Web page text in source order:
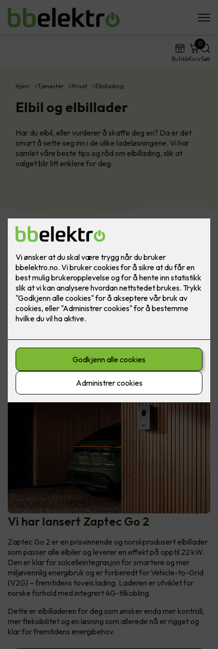
ButikkKurv
0
Søk
Hjem Tjenester Privat Elbillading
Elbil og elbillader
Har du elbil, eller vurderer å skaffe deg en? Da er det
smart å sette seg inn i de ulike ladeløsningene. Vi har
samlet våre beste tips og råd om elbillading, slik at
valget blir litt enklere for deg.
Elbil er kommet for å bli. Med elbillader hjemme har du
Vi har lansert Zaptec Go 2
Zaptec Go 2 er en prisvinnende og norskprodusert elbillader
som passer alle elbiler og leverer en effekt på opptil 22 kW.
Den er klar for solcelleintegrasjon for smartere og mer
miljøvennlig energibruk og er forberedt for Vehicle-to-Grid
(V2G) – fremtidens toveis lading. Laderen er utviklet for
norske forhold med integrert 4G-tilkobling.
Dette er elbilladeren for deg som ønsker enda mer kontroll,
mer fleksibilitet og en løsning som allerede nå er rigget og
klar for fremtidens energibehov.